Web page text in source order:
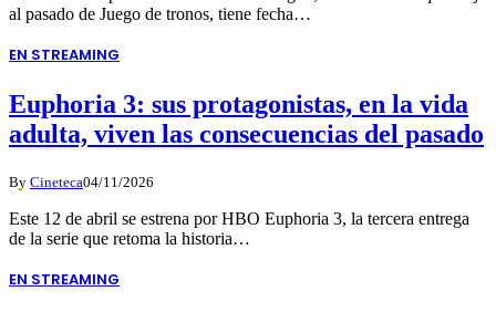
al pasado de Juego de tronos, tiene fecha…
EN STREAMING
Euphoria 3: sus protagonistas, en la vida
adulta, viven las consecuencias del pasado
By Cineteca04/11/2026
Este 12 de abril se estrena por HBO Euphoria 3, la tercera entrega
de la serie que retoma la historia…
EN STREAMING